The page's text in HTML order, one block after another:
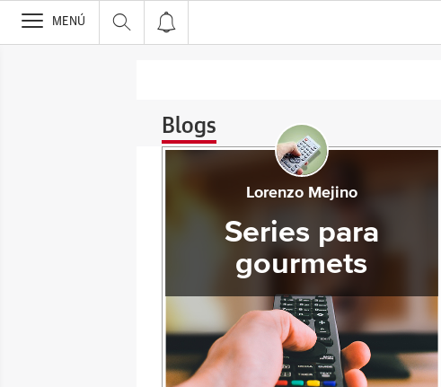
>
MENÚ
Blogs
Lorenzo Mejino
Series para
gourmets